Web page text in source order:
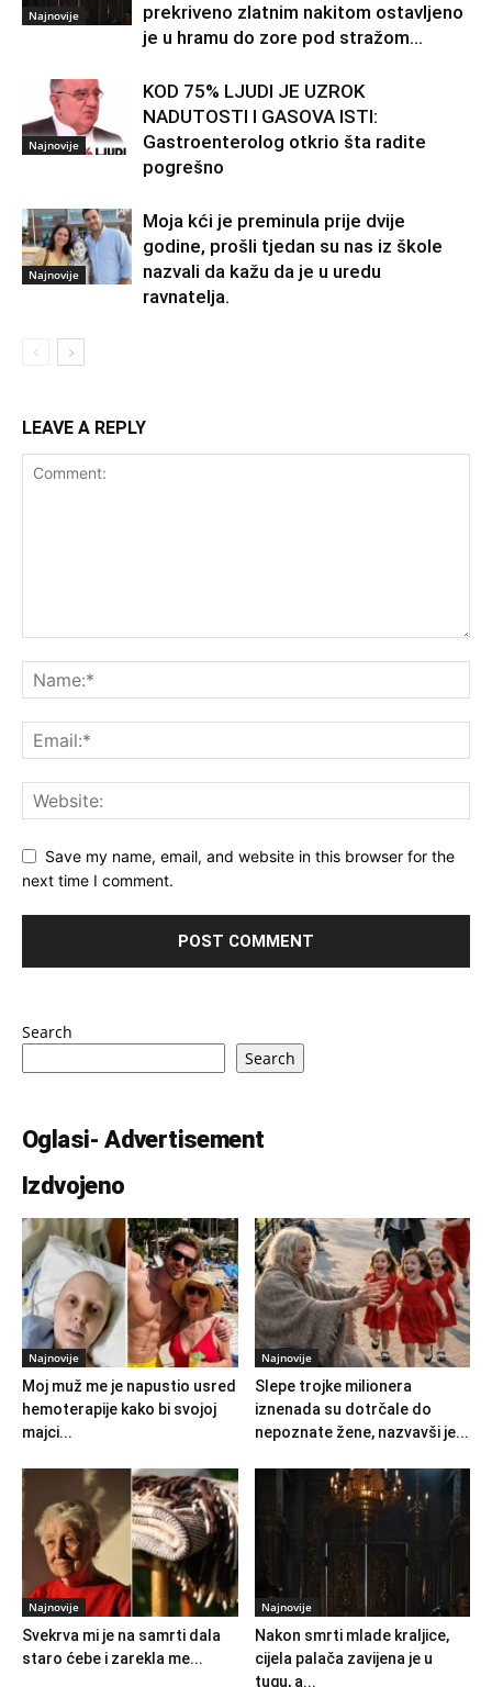
Najnovije
prekriveno zlatnim nakitom ostavljeno
je u hramu do zore pod stražom...
Najnovije
KOD 75% LJUDI JE UZROK
NADUTOSTI I GASOVA ISTI:
Gastroenterolog otkrio šta radite
pogrešno
Najnovije
Moja kći je preminula prije dvije
godine, prošli tjedan su nas iz škole
nazvali da kažu da je u uredu
ravnatelja.
LEAVE A REPLY
Save my name, email, and website in this browser for the
next time I comment.
Search
Search
Oglasi- Advertisement
Izdvojeno
Najnovije
Moj muž me je napustio usred
hemoterapije kako bi svojoj
majci...
Najnovije
Slepe trojke milionera
iznenada su dotrčale do
nepoznate žene, nazvavši je...
Najnovije
Svekrva mi je na samrti dala
staro ćebe i zarekla me...
Najnovije
Nakon smrti mlade kraljice,
cijela palača zavijena je u
tugu, a...